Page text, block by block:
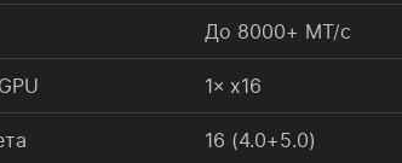
До 8000+ МТ/с
1× x16
16 (4.0+5.0)